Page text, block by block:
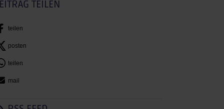
TEILEN
teilen
posten
teilen
mail